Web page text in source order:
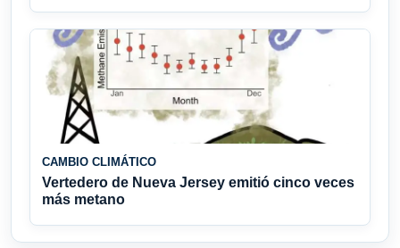
CAMBIO CLIMÁTICO
Vertedero de Nueva Jersey emitió cinco veces
más metano